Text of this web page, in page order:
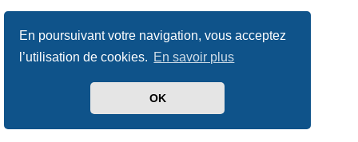
En poursuivant votre navigation, vous acceptez
l’utilisation de cookies. En savoir plus
OK